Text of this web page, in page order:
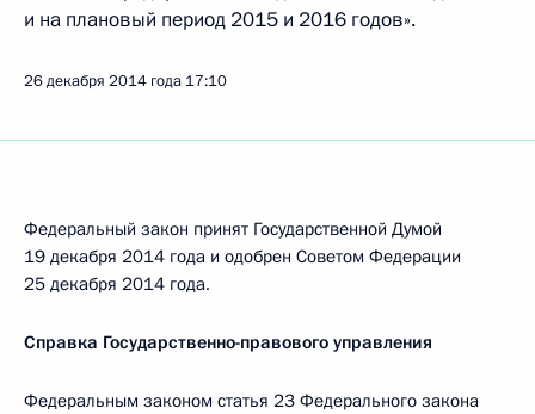
и на плановый период 2015 и 2016 годов».
26 декабря 2014 года 17:10
Федеральный закон принят Государственной Думой
19 декабря 2014 года и одобрен Советом Федерации
25 декабря 2014 года.
Справка Государственно-правового управления
Федеральным законом статья 23 Федерального закона